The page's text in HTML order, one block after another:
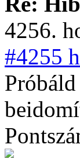
4256.
#4255